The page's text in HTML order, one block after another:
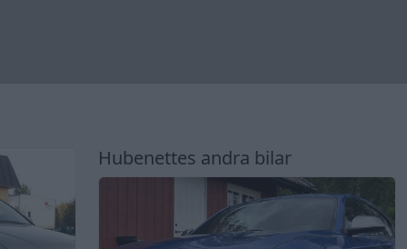
Hubenettes andra bilar